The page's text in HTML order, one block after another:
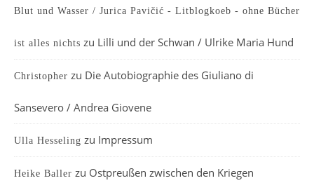
Blut und Wasser / Jurica Pavičić - Litblogkoeb - ohne Bücher
ist alles nichts zu Lilli und der Schwan / Ulrike Maria Hund
Christopher zu Die Autobiographie des Giuliano di
Sansevero / Andrea Giovene
Ulla Hesseling zu Impressum
Heike Baller zu Ostpreußen zwischen den Kriegen